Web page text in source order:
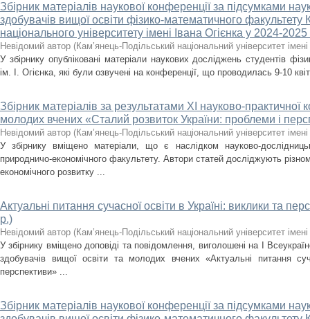
Збірник матеріалів наукової конференції за підсумками
здобувачів вищої освіти фізико-математичного факультету
національного університету імені Івана Огієнка у 2024-
Невідомий автор (Кам’янець-Подільський національний університет
У збірнику опубліковані матеріали наукових досліджень студентів
ім. І. Огієнка, які були озвучені на конференції, що проводилась 9-10
Збірник матеріалів за результатами XІ науково-практичної
молодих вчених «Сталий розвиток України: проблеми і
Невідомий автор (Кам’янець-Подільський національний університет
У збірнику вміщено матеріали, що є наслідком науково-
природничо-економічного факультету. Автори статей досліджують
економічного розвитку ...
Актуальні питання сучасної освіти в Україні: виклики та
р.)
Невідомий автор (Кам’янець-Подільський національний університет
У збірнику вміщено доповіді та повідомлення, виголошені на І
здобувачів вищої освіти та молодих вчених «Актуальні питання
перспективи» ...
Збірник матеріалів наукової конференції за підсумками